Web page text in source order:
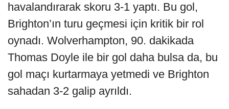
havalandırarak skoru 3-1 yaptı. Bu gol,
Brighton’ın turu geçmesi için kritik bir rol
oynadı. Wolverhampton, 90. dakikada
Thomas Doyle ile bir gol daha bulsa da, bu
gol maçı kurtarmaya yetmedi ve Brighton
sahadan 3-2 galip ayrıldı.